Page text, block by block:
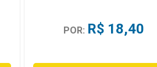
POR: R$ 18,40